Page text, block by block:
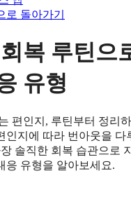
돌아가기
복 루틴으
유형
편인지, 루틴부터 정리
인지에 따라 번아웃을 다
솔직한 회복 습관으로
응 유형을 알아보세요.